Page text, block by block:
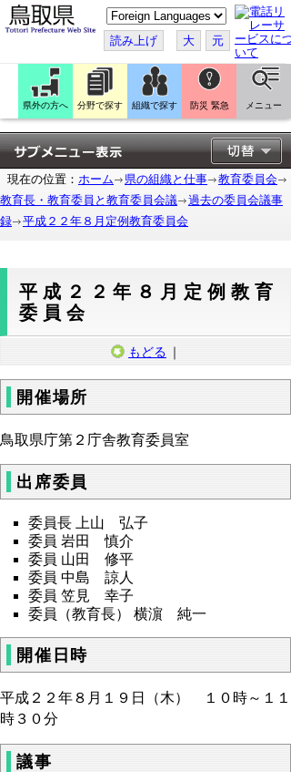
こ
の
ペ
ー
ジ
翻
訳
す
る
読み上げ 大 元
県外の方へ 分野で探す 組織で探す 防災 緊急 メニュー
現在の位置： ホーム 県の組織と仕事
教育委員会
教育長・教育委員と教育委員会議
過去の委員会議事
録
平成２２年８月定例教育委員会
平成２２年８月定例教育
委員会
もどる ｜
開催場所
鳥取県庁第２庁舎教育委員室
出席委員
委員長 上山 弘子
委員 岩田 慎介
委員 山田 修平
委員 中島 諒人
委員 笠見 幸子
委員（教育長） 横濵 純一
開催日時
平成２２年８月１９日（木） １０時～１１
時３０分
議事